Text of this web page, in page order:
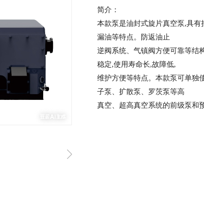
简介：
本款泵是油封式旋片真空泵,具有
漏油等特点。防返油止
逆阀系统、气镇阀方便可靠等结
稳定,使用寿命长,故障低,
维护方便等特点。本款泵可单独
子泵、扩散泵、罗茨泵等高
真空、超高真空系统的前级泵和